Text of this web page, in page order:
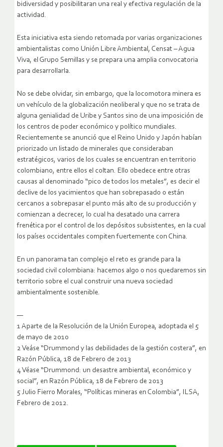
bidiversidad y posibilitaran una real y efectiva regulación de la
actividad.
Esta iniciativa esta siendo retomada por varias organizaciones
ambientalistas como Unión Libre Ambiental, Censat – Agua
Viva, el Grupo Semillas y se prepara una amplia convocatoria
para desarrollarla.
No se debe olvidar, sin embargo, que la locomotora minera es
un vehículo de la globalización neoliberal y que no se trata de
alguna genialidad de Uribe y Santos sino de una imposición de
los centros de poder económico y político mundiales.
Recientemente se anunció que el Reino Unido y Japón habían
priorizado un listado de minerales que consideraban
estratégicos, varios de los cuales se encuentran en territorio
colombiano, entre ellos el coltan. Ello obedece entre otras
causas al denominado “pico de todos los metales”, es decir el
declive de los yacimientos que han sobrepasado o están
cercanos a sobrepasar el punto más alto de su producción y
comienzan a decrecer, lo cual ha desatado una carrera
frenética por el control de los depósitos subsistentes, en la cual
los países occidentales compiten fuertemente con China.
En un panorama tan complejo el reto es grande para la
sociedad civil colombiana: hacemos algo o nos quedaremos sin
territorio sobre el cual construir una nueva sociedad
ambientalmente sostenible.
—
1 Aparte de la Resolución de la Unión Europea, adoptada el 5
de mayo de 2010
2 Veáse “Drummond y las debilidades de la gestión costera”, en
Razón Pública, 18 de Febrero de 2013
4 Véase “Drummond: un desastre ambiental, económico y
social”, en Razón Pública, 18 de Febrero de 2013
5 Julio Fierro Morales, “Políticas mineras en Colombia”, ILSA,
Febrero de 2012.